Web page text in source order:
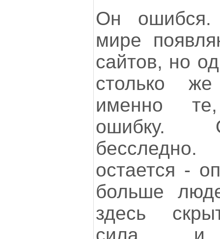
Он
мире
сайтов, но
столько
именно
ошибку.
остается -
больше
здесь
сила и